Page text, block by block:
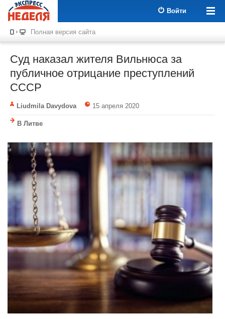
Войти
Полная версия сайта
Суд наказал жителя Вильнюса за
публичное отрицание преступлений
СССР
Liudmila Davydova 15 апреля 2020
В Литве